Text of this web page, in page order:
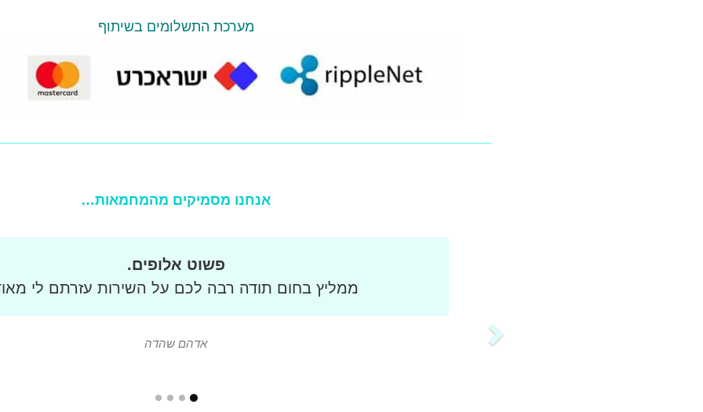
מערכת התשלומים בשיתוף
אנחנו מסמיקים מהמחמאות…
שירות מעולה ומצוין!
ממליצה מאוד. קיבלנו דוח תנועה באירופה, שילמנו באמצעות
וידידותי. למחרת קיבלנו אישור מהעירייה שהתיק נסגר.